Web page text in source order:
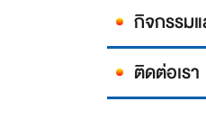
กิจกรรม
ติดต่อเรา